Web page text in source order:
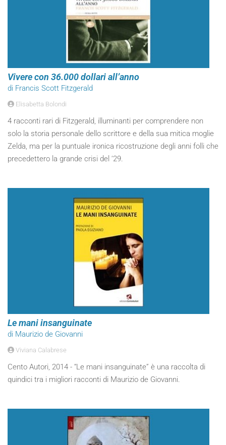
Vivere con 36.000 dollari all’anno
di Francis Scott Fitzgerald
Elisabetta Bolondi
4 racconti rari di Fitzgerald, illuminanti per comprendere non
solo la storia personale dello scrittore e della sua mitica moglie
Zelda, ma per la puntuale ironica ricostruzione degli anni folli che
precedettero la grande crisi del ‘29.
Le mani insanguinate
di Maurizio de Giovanni
Viviana Calabrese
Cento Autori, 2014 - “Le mani insanguinate” è una raccolta di
quindici tra i migliori racconti di Maurizio de Giovanni.